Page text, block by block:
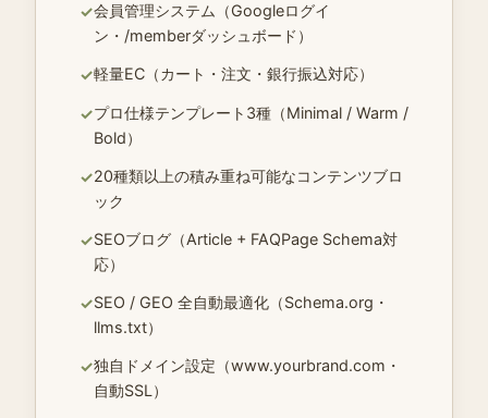
✓会員管理システム（Googleログイ
ン・/memberダッシュボード）
✓軽量EC（カート・注文・銀行振込対応）
✓プロ仕様テンプレート3種（Minimal / Warm /
Bold）
✓20種類以上の積み重ね可能なコンテンツブロ
ック
✓SEOブログ（Article + FAQPage Schema対
応）
✓SEO / GEO 全自動最適化（Schema.org・
llms.txt）
✓独自ドメイン設定（www.yourbrand.com・
自動SSL）